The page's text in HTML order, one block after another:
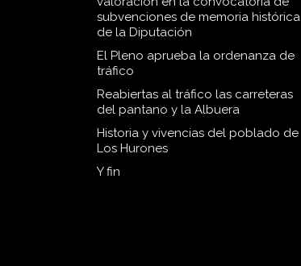
subvenciones de memoria histórica
de la Diputación
El Pleno aprueba la ordenanza de
tráfico
Reabiertas al tráfico las carreteras
del pantano y la Albuera
Historia y vivencias del poblado de
Los Hurones
Y fin